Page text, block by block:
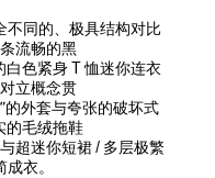
不同的、极具结构对比
流畅的黑
色紧身 T 恤迷你连衣
立概念贯
的外套与夸张的破坏式
的毛绒拖鞋
超迷你短裙 / 多层极繁
衣。